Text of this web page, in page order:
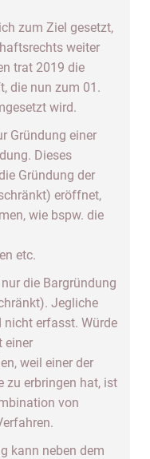
zum Ziel gesetzt,
weiter
trat 2019 die
die nun zum 01.
wird.
Gründung einer
Dieses
Gründung der
eröffnet,
wie bspw. die
etc.
die Bargründung
Jegliche
nicht erfasst. Würde
einer
weil einer der
zu erbringen hat, ist
von
kann neben dem